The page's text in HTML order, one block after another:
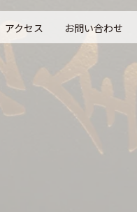
アクセス お問い合わせ